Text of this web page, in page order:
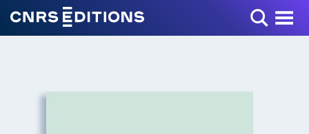
Toggle Menu